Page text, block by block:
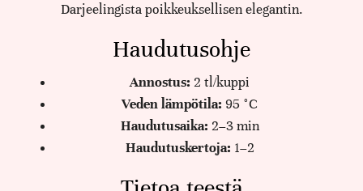
Darjeelingista poikkeuksellisen elegantin.
Haudutusohje
Annostus: 2 tl/kuppi
Veden lämpötila: 95 °C
Haudutusaika: 2–3 min
Haudutuskertoja: 1–2